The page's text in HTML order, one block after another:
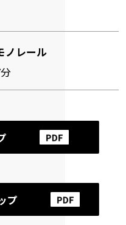
ノレール
プ